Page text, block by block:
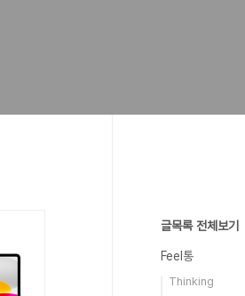
글목록 전체보기
Feel통
Thinking